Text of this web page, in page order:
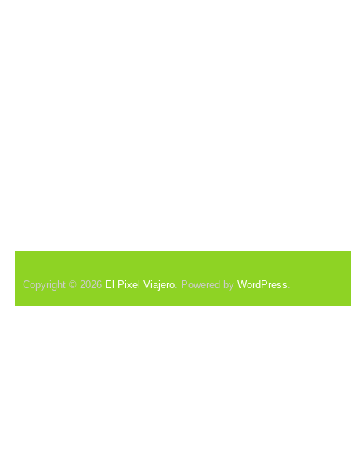
Copyright © 2026 El Pixel Viajero. Powered by WordPress.